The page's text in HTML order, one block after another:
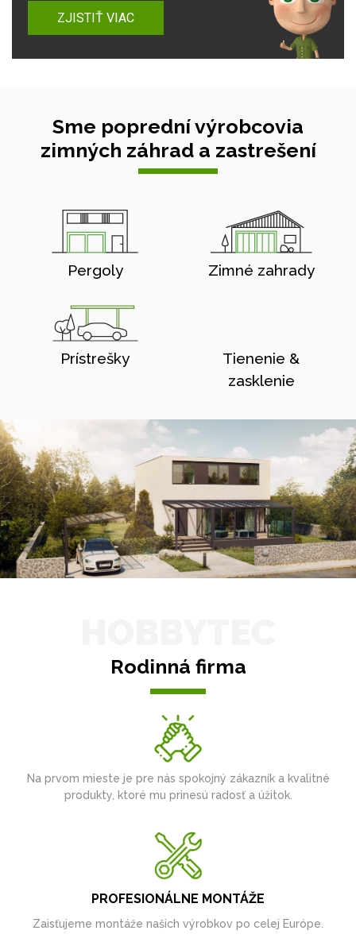
ZJISTIŤ VIAC
Sme poprední výrobcovia
zimných záhrad a zastrešení
Pergoly Zimné zahrady
Prístrešky
Tienenie &
zasklenie
Rodinná firma
Na prvom mieste je pre nás spokojný zákazník a kvalitné
produkty, ktoré mu prinesú radosť a úžitok.
PROFESIONÁLNE MONTÁŽE
Zaisťujeme montáže našich výrobkov po celej Európe.